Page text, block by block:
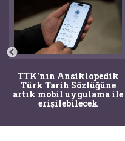
TTK'nın Ansiklopedik
Türk Tarih Sözlüğüne
artık mobil uygulama ile
erişilebilecek